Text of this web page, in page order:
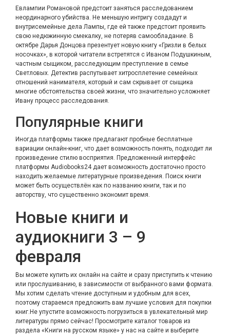
Евлампии Романовой предстоит заняться расследованием
неординарного убийства. Не меньшую интригу создадут и
внутрисемейные дела Лампы, где ей также предстоит проявить
свою недюжинную смекалку, не потеряв самообладание. В
октябре Дарья Донцова презентует новую книгу «Гризли в белых
носочках», в которой читатели встретятся с Иваном Подушкиным,
частным сыщиком, расследующим преступление в семье
Светловых. Детектив распутывает хитросплетение семейных
отношений нанимателя, который и сам скрывает от сыщика
многие обстоятельства своей жизни, что значительно усложняет
Ивану процесс расследования.
Популярные книги
Иногда платформы также предлагают пробные бесплатные
вариации онлайн-книг, что дает возможность понять, подходит ли
произведение стилю восприятия. Предложенный интерфейс
платформы Audiobooks24 дает возможность достаточно просто
находить желаемые литературные произведения. Поиск книги
может быть осуществлён как по названию книги, так и по
авторству, что существенно экономит время.
Новые книги и
аудиокниги 3 – 9
февраля
Вы можете купить их онлайн на сайте и сразу приступить к чтению
или прослушиванию, в зависимости от выбранного вами формата.
Мы хотим сделать чтение доступным и удобным для всех,
поэтому стараемся предложить вам лучшие условия для покупки
книг.Не упустите возможность погрузиться в увлекательный мир
литературы прямо сейчас! Просмотрите каталог товаров из
раздела «Книги на русском языке» у нас на сайте и выберите